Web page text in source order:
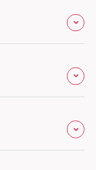
川口元郷
ター
（うめちか）
ズ福岡もも